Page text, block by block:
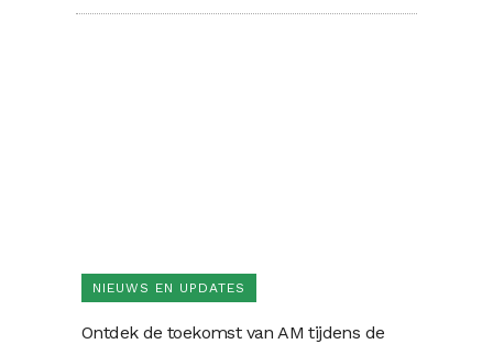
NIEUWS EN UPDATES
Ontdek de toekomst van AM tijdens de